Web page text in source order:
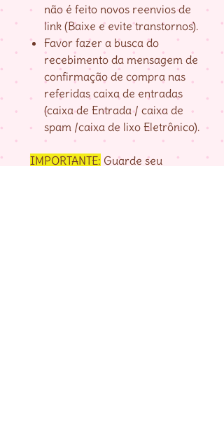
não é feito novos reenvios de
link (Baixe e evite transtornos).
Favor fazer a busca do
recebimento da mensagem de
confirmação de compra nas
referidas caixa de entradas
(caixa de Entrada / caixa de
spam /caixa de lixo Eletrônico).
IMPORTANTE: Guarde seu